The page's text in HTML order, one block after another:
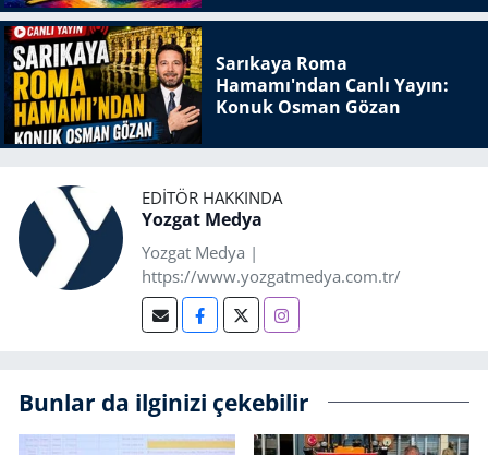
Sarıkaya Roma
Hamamı'ndan Canlı Yayın:
Konuk Osman Gözan
EDITÖR HAKKINDA
Yozgat Medya
Yozgat Medya |
https://www.yozgatmedya.com.tr/
Bunlar da ilginizi çekebilir